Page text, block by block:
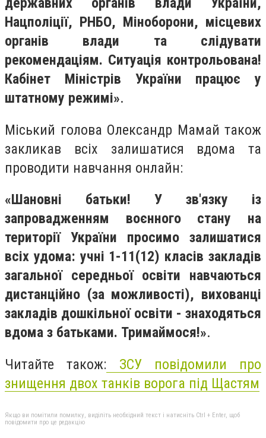
Нацполіції, РНБО, Міноборони, місцевих
органів влади та слідувати
рекомендаціям. Ситуація контрольована!
Кабінет Міністрів України працює у
штатному режимі».
Міський голова Олександр Мамай також
закликав всіх залишатися вдома та
проводити навчання онлайн:
«Шановні батьки! У зв'язку із
запровадженням воєнного стану на
території України просимо залишатися
всіх удома: учні 1-11(12) класів закладів
загальної середньої освіти навчаються
дистанційно (за можливості), вихованці
закладів дошкільної освіти - знаходяться
вдома з батьками. Тримаймося!».
Читайте також: ЗСУ повідомили про
знищення двох танків ворога під Щастям
Якщо ви помітили помилку, виділіть необхідний текст і натисніть Ctrl + Enter, щоб
повідомити про це редакцію